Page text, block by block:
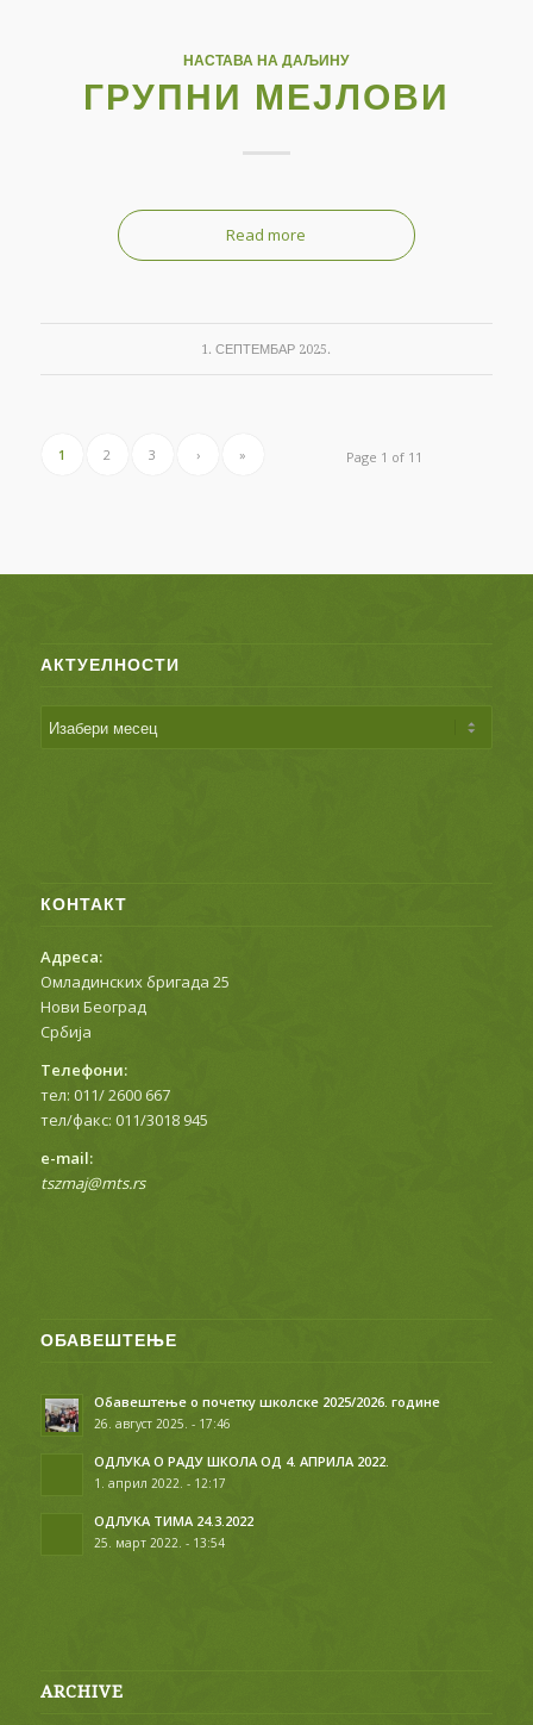
НАСТАВА НА ДАЉИНУ
ГРУПНИ МЕЈЛОВИ
Read more
1. СЕПТЕМБАР 2025.
Page 1 of 11
1 2 3 › »
АКТУЕЛНОСТИ
КОНТАКТ
Адреса:
Омладинских бригада 25
Нови Београд
Србија
Телефони:
тел: 011/ 2600 667
тел/факс: 011/3018 945
е-mail:
tszmaj@mts.rs
ОБАВЕШТЕЊЕ
Обавештење о почетку школске 2025/2026. године
26. август 2025. - 17:46
ОДЛУКА О РАДУ ШКОЛА ОД 4. АПРИЛА 2022.
1. април 2022. - 12:17
ОДЛУКА ТИМА 24.3.2022
25. март 2022. - 13:54
ARCHIVE